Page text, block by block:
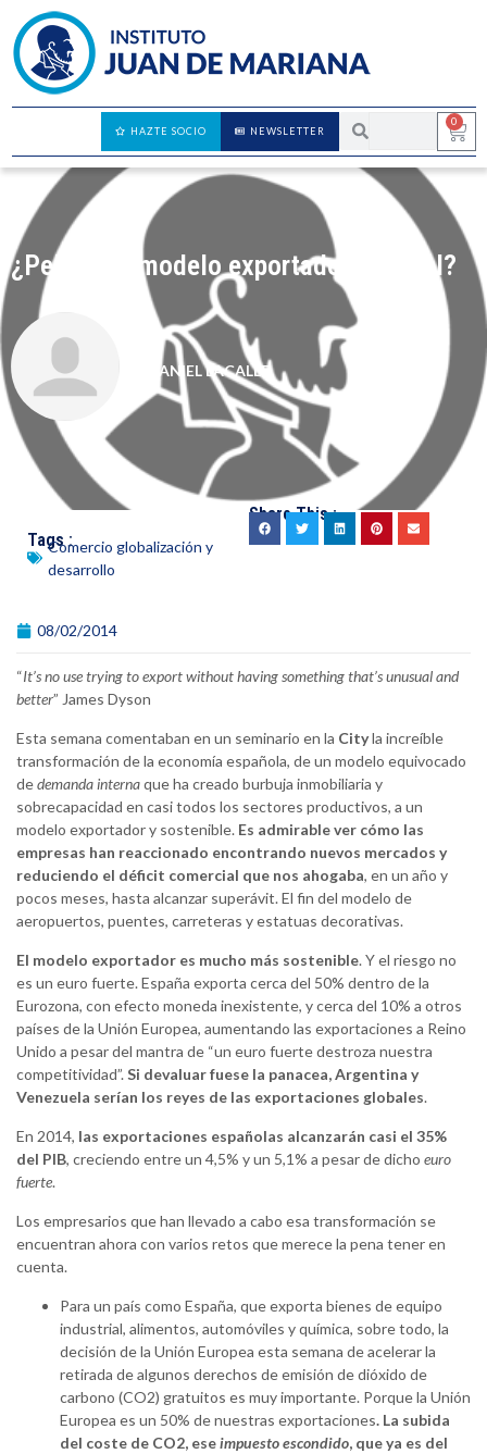
0
NEWSLETTER
HAZTE SOCIO
¿Peligra el modelo exportador español?
DANIEL LACALLE
Tags :
Comercio globalización y
desarrollo
Share This :
08/02/2014
“It’s no use trying to export without having something that’s unusual and
better” James Dyson
Esta semana comentaban en un seminario en la Cityla increíble
transformación de la economía española, de un modelo equivocado
dedemanda internaque ha creado burbuja inmobiliaria y
sobrecapacidad en casi todos los sectores productivos, a un
modelo exportador y sostenible. Es admirable ver cómo las
empresas han reaccionado encontrando nuevos mercados y
reduciendo el déficit comercial que nos ahogaba, en un año y
pocos meses, hasta alcanzar superávit. El fin del modelo de
aeropuertos, puentes, carreteras y estatuas decorativas.
El modelo exportador es mucho más sostenible. Y el riesgo no
es un euro fuerte. España exporta cerca del 50% dentro de la
Eurozona, con efecto moneda inexistente, y cerca del 10% a otros
países de la Unión Europea, aumentando las exportaciones a Reino
Unido a pesar del mantra de “un euro fuerte destroza nuestra
competitividad”.Si devaluar fuese la panacea, Argentina y
Venezuela serían los reyes de las exportaciones globales.
En 2014, las exportaciones españolas alcanzarán casi el 35%
del PIB, creciendo entre un 4,5% y un 5,1% a pesar de dicho euro
fuerte.
Los empresarios que han llevado a cabo esa transformación se
encuentran ahora con varios retos que merece la pena tener en
cuenta.
Para un país como España, que exporta bienes de equipo
industrial, alimentos, automóviles y química, sobre todo, la
decisión de la Unión Europea esta semana de acelerar la
retirada de algunos derechos de emisión de dióxido de
carbono (CO2) gratuitos es muy importante. Porque la Unión
Europea es un 50% de nuestras exportaciones. La subida
del coste de CO2, eseimpuesto escondido, que ya es del